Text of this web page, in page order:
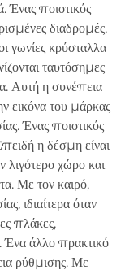
Ένας ποιοτικός
διαδρομές,
γωνίες κρύσταλλα
ταυτόσημες
Αυτή η συνέπεια
εικόνα του μάρκας
Ένας ποιοτικός
η δέσμη είναι
λιγότερο χώρο και
Με τον καιρό,
ιδιαίτερα όταν
πλάκες,
Ένα άλλο πρακτικό
ρύθμισης. Με